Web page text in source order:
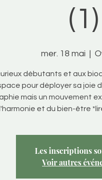
(1)
mer. 18 mai
  |
débutants et aux
pour déployer sa joie
mais un mouvement
l'harmonie et du bien-être
Les inscriptions
Voir autres